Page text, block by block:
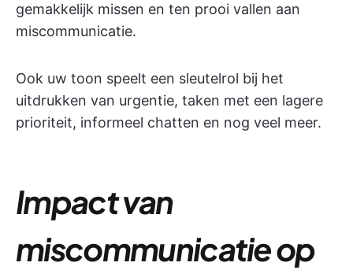
gemakkelijk missen en ten prooi vallen aan
miscommunicatie.
Ook uw toon speelt een sleutelrol bij het
uitdrukken van urgentie, taken met een lagere
prioriteit, informeel chatten en nog veel meer.
Impact van
miscommunicatie op